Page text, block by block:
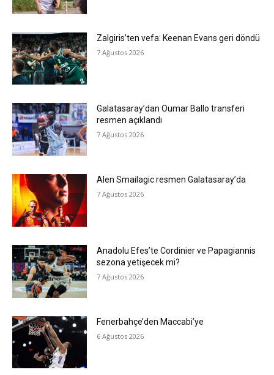
Zalgiris’ten vefa: Keenan Evans geri döndü
7 Ağustos 2026
Galatasaray’dan Oumar Ballo transferi
resmen açıklandı
7 Ağustos 2026
Alen Smailagic resmen Galatasaray’da
7 Ağustos 2026
Anadolu Efes’te Cordinier ve Papagiannis
sezona yetişecek mi?
7 Ağustos 2026
Fenerbahçe’den Maccabi’ye
6 Ağustos 2026